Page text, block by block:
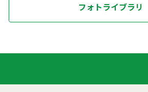
フォトライブラリ